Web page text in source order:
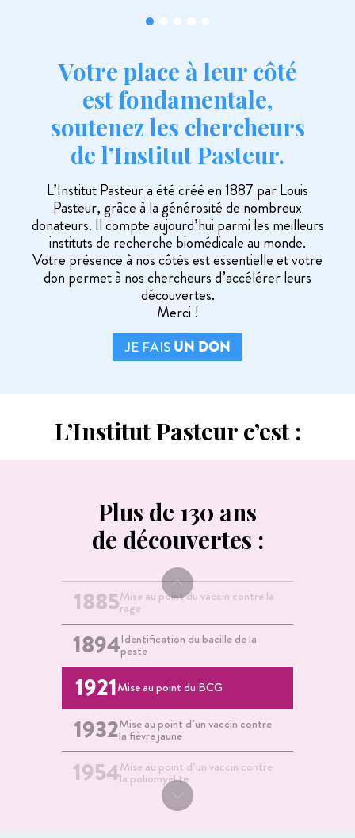
Votre place à leur côté
est fondamentale,
soutenez les chercheurs
de l’Institut Pasteur.
L’Institut Pasteur a été créé en 1887 par Louis
Pasteur, grâce à la générosité de nombreux
donateurs. Il compte aujourd’hui parmi les meilleurs
instituts de recherche biomédicale au monde.
Votre présence à nos côtés est essentielle et votre
don permet à nos chercheurs d’accélérer leurs
découvertes.
Merci !
JE FAISUN DON
L’Institut Pasteur c’est :
Plus de 130 ans
de découvertes :
1885Mise au point du vaccin contre la
rage
1894Identification du bacille de la
peste
1921Mise au point du BCG
1932Mise au point d’un vaccin contre
la fièvre jaune
1954Mise au point d’un vaccin contre
la poliomyélite
Découverte du virus du sida
6 centres collaborateurs de l'OMS